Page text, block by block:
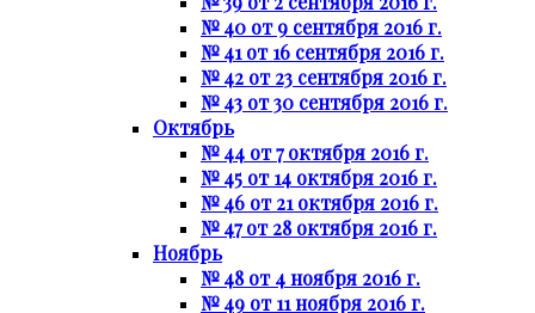
№ 40 от 9 сентября 2016 г.
№ 41 от 16 сентября 2016 г.
№ 42 от 23 сентября 2016 г.
№ 43 от 30 сентября 2016 г.
Октябрь
№ 44 от 7 октября 2016 г.
№ 45 от 14 октября 2016 г.
№ 46 от 21 октября 2016 г.
№ 47 от 28 октября 2016 г.
Ноябрь
№ 48 от 4 ноября 2016 г.
№ 49 от 11 ноября 2016 г.